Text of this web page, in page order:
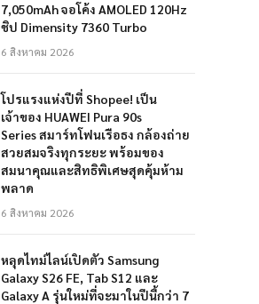
7,050mAh จอโค้ง AMOLED 120Hz
ชิป Dimensity 7360 Turbo
6 สิงหาคม 2026
โปรแรงแห่งปีที่ Shopee! เป็น
เจ้าของ HUAWEI Pura 90s
Series สมาร์ทโฟนเรือธง กล้องถ่าย
สวยสมจริงทุกระยะ พร้อมของ
สมนาคุณและสิทธิพิเศษสุดคุ้มห้าม
พลาด
6 สิงหาคม 2026
หลุดไทม์ไลน์เปิดตัว Samsung
Galaxy S26 FE, Tab S12 และ
Galaxy A รุ่นใหม่ที่จะมาในปีนี้กว่า 7